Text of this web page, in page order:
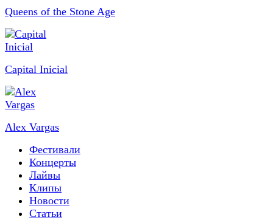
Queens of the Stone Age
Capital Inicial
Alex Vargas
Фестивали
Концерты
Лайвы
Клипы
Новости
Статьи